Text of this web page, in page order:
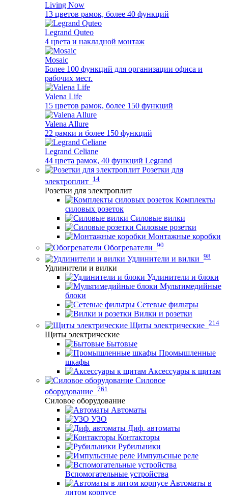
Living Now
13 цветов рамок, более 40 функций
Legrand Quteo
4 цвета и накладной монтаж
Mosaic
Более 100 функций для организации офиса и
рабочих мест.
Valena Life
15 цветов рамок, более 150 функций
Valena Allure
22 рамки и более 150 функций
Legrand Celiane
44 цвета рамок, 40 функций Legrand
Розетки для
электроплит 14
Розетки для электроплит
Комплекты
силовых розеток
Силовые вилки
Силовые розетки
Монтажные коробки
Обогреватели 90
Удлинители и вилки 98
Удлинители и вилки
Удлинители и блоки
Мультимедийные
блоки
Сетевые фильтры
Вилки и розетки
Щиты электрические 214
Щиты электрические
Бытовые
Промышленные
шкафы
Аксессуары к щитам
Силовое
оборудование 761
Силовое оборудование
Автоматы
УЗО
Диф. автоматы
Контакторы
Рубильники
Импульсные реле
Вспомогательные устройства
Автоматы в
литом корпусе